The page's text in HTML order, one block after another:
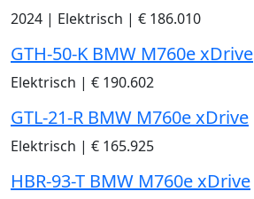
2024 | Elektrisch | € 186.010
GTH-50-K BMW M760e xDrive
Elektrisch | € 190.602
GTL-21-R BMW M760e xDrive
Elektrisch | € 165.925
HBR-93-T BMW M760e xDrive